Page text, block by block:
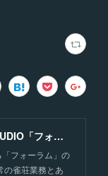
麻雀×映像制作 麻雀STUDIO「フォーラム」福岡
フォーラム」の
の雀荘業務とあ